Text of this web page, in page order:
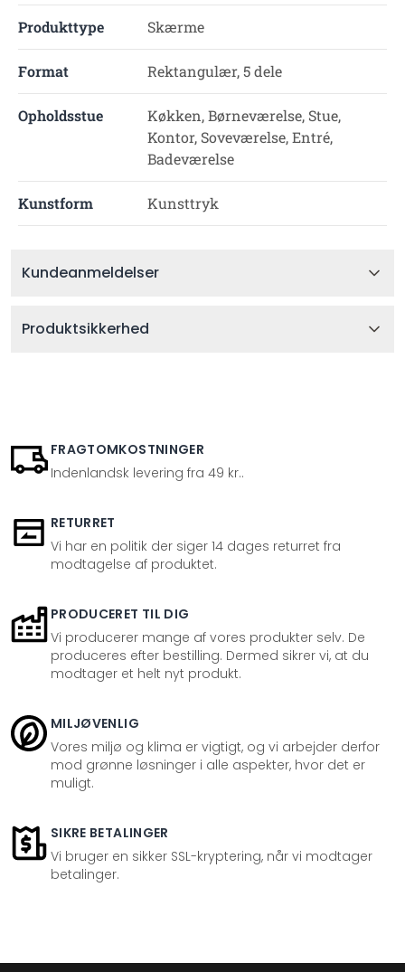
Produkttype Skærme
Format Rektangulær, 5 dele
Opholdsstue
Køkken, Børneværelse, Stue,
Kontor, Soveværelse, Entré,
Badeværelse
Kunstform Kunsttryk
Kundeanmeldelser
Produktsikkerhed
FRAGTOMKOSTNINGER
Indenlandsk levering fra 49 kr..
RETURRET
Vi har en politik der siger 14 dages returret fra
modtagelse af produktet.
PRODUCERET TIL DIG
Vi producerer mange af vores produkter selv. De
produceres efter bestilling. Dermed sikrer vi, at du
modtager et helt nyt produkt.
MILJØVENLIG
Vores miljø og klima er vigtigt, og vi arbejder derfor
mod grønne løsninger i alle aspekter, hvor det er
muligt.
SIKRE BETALINGER
Vi bruger en sikker SSL-kryptering, når vi modtager
betalinger.